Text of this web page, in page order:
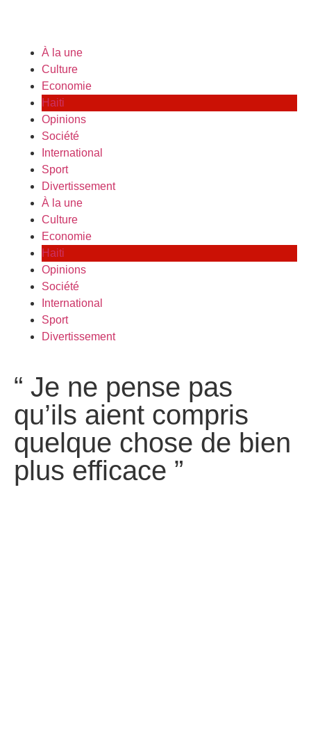
À la une
Culture
Economie
Haiti
Opinions
Société
International
Sport
Divertissement
À la une
Culture
Economie
Haiti
Opinions
Société
International
Sport
Divertissement
“ Je ne pense pas
qu’ils aient compris
quelque chose de bien
plus efficace ”